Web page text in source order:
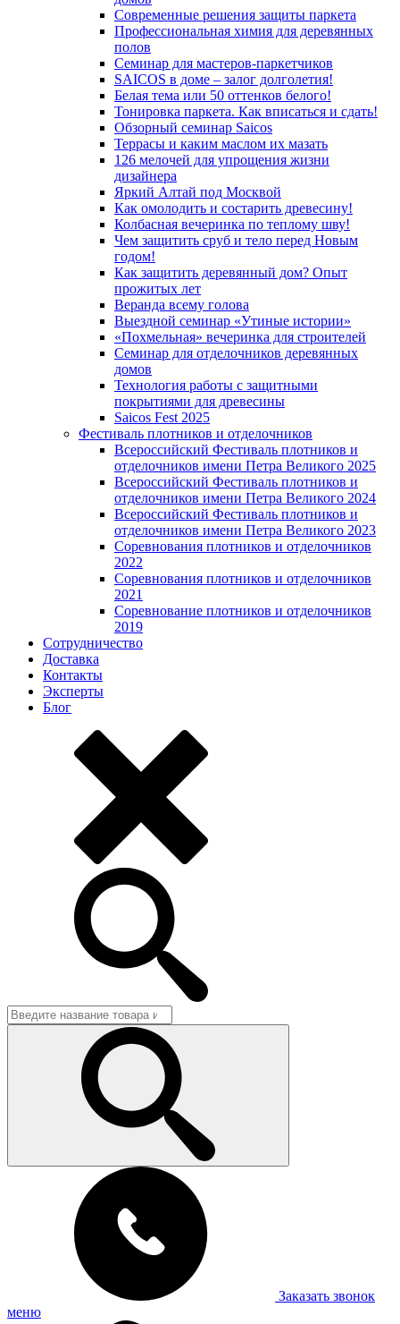
Современные решения защиты паркета
Профессиональная химия для деревянных
полов
Семинар для мастеров-паркетчиков
SAICOS в доме – залог долголетия!
Белая тема или 50 оттенков белого!
Тонировка паркета. Как вписаться и сдать!
Обзорный семинар Saicos
Террасы и каким маслом их мазать
126 мелочей для упрощения жизни
дизайнера
Яркий Алтай под Москвой
Как омолодить и состарить древесину!
Колбасная вечеринка по теплому шву!
Чем защитить сруб и тело перед Новым
годом!
Как защитить деревянный дом? Опыт
прожитых лет
Веранда всему голова
Выездной семинар «Утиные истории»
«Похмельная» вечеринка для строителей
Семинар для отделочников деревянных
домов
Технология работы с защитными
покрытиями для древесины
Saicos Fest 2025
Фестиваль плотников и отделочников
Всероссийский Фестиваль плотников и
отделочников имени Петра Великого 2025
Всероссийский Фестиваль плотников и
отделочников имени Петра Великого 2024
Всероссийский Фестиваль плотников и
отделочников имени Петра Великого 2023
Соревнования плотников и отделочников
2022
Соревнования плотников и отделочников
2021
Соревнование плотников и отделочников
2019
Сотрудничество
Доставка
Контакты
Эксперты
Блог
Заказать звонок
меню